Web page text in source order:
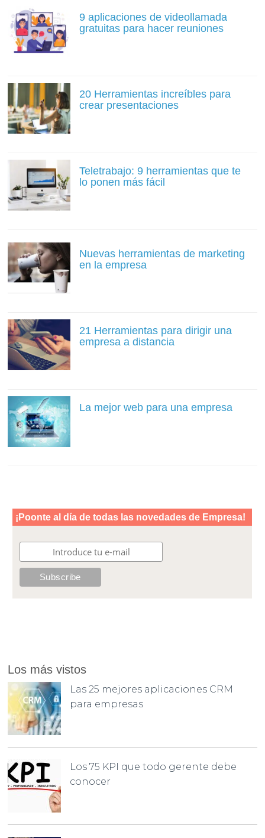
9 aplicaciones de videollamada
gratuitas para hacer reuniones
20 Herramientas increíbles para
crear presentaciones
Teletrabajo: 9 herramientas que te
lo ponen más fácil
Nuevas herramientas de marketing
en la empresa
21 Herramientas para dirigir una
empresa a distancia
La mejor web para una empresa
Los más vistos
Las 25 mejores aplicaciones CRM
para empresas
Los 75 KPI que todo gerente debe
conocer